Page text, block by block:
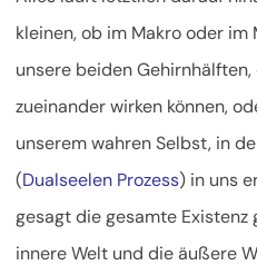
kleinen, ob im Makro oder im
unsere beiden
zueinander wirken können,
unserem wahren Selbst, in
(Dualseelen Prozess) in uns
gesagt die gesamte Existenz
innere Welt und die äußere